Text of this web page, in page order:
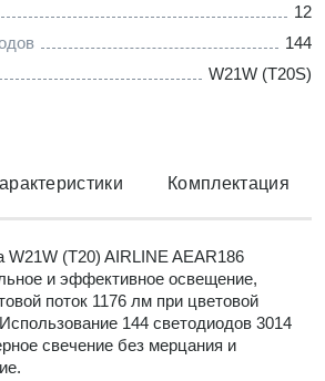
12
144
W21W (T20S)
Комплектация
(T20) AIRLINE AEAR186
и эффективное освещение,
поток 1176 лм при цветовой
144 светодиодов 3014
свечение без мерцания и